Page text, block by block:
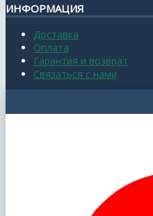
ИНФОРМАЦИЯ
Доставка
Оплата
Гарантия и возврат
Связаться с нами